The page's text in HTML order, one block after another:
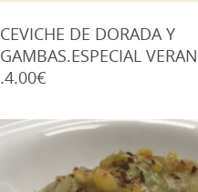
CEVICHE DE DORADA Y
GAMBAS.ESPECIAL
.4.00€